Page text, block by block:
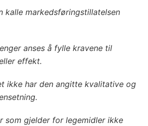
kalle markedsføringstillatelsen
anses å fylle kravene til
effekt.
ikke har den angitte kvalitative og
som gjelder for legemidler ikke